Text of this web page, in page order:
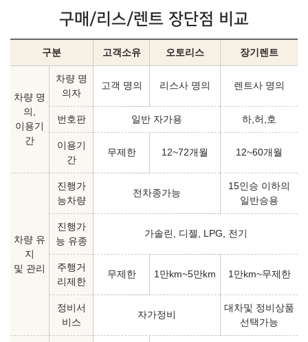
구매/리스/렌트 장단점 비교
구분 고객소유 오토리스 장기렌트
차량 명
의,
이용기
간
차량 명
의자
고객 명의 리스사 명의 렌트사 명의
번호판 일반 자가용 하,허,호
이용기
간
무제한 12~72개월 12~60개월
차량 유
지
및 관리
진행가
능차량
전차종가능
15인승 이하의
일반승용
진행가
능 유종
가솔린, 디젤, LPG, 전기
주행거
리제한
무제한 1만km~5만km 1만km~무제한
정비서
비스
자가정비
대차및 정비상품
선택가능